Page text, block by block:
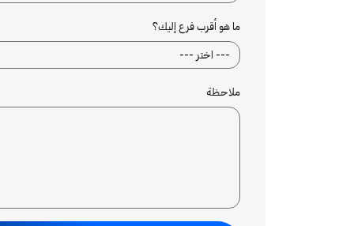
ما هو أقرب فرع إليك؟
ملاحظة